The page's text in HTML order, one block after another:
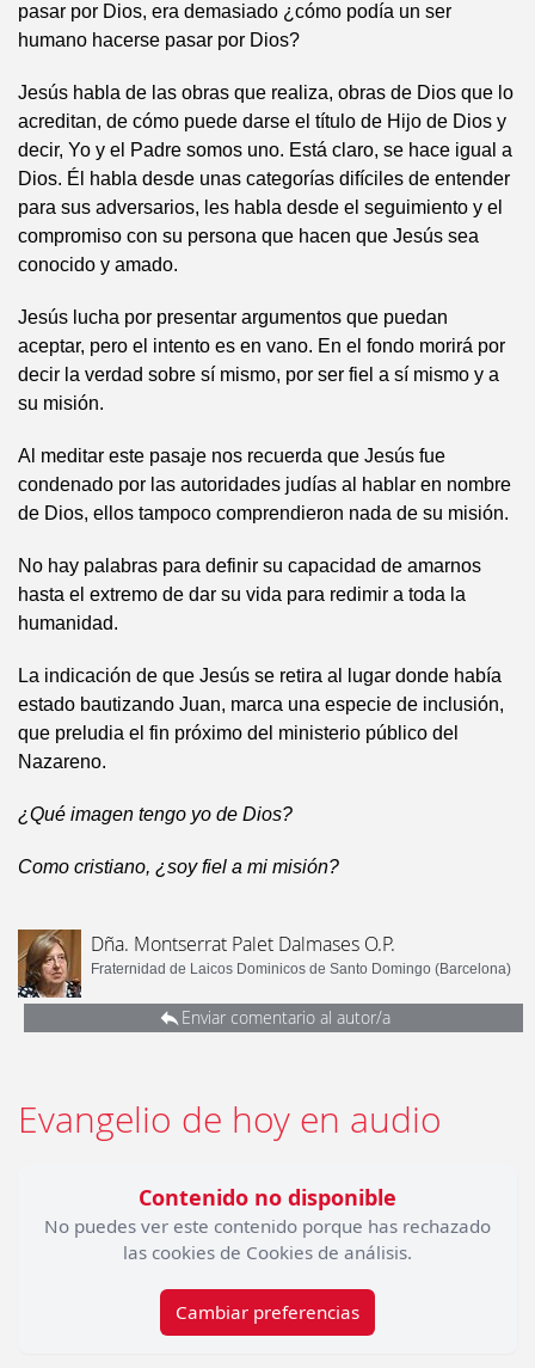
pasar por Dios, era demasiado ¿cómo podía un ser
humano hacerse pasar por Dios?
Jesús habla de las obras que realiza, obras de Dios que lo
acreditan, de cómo puede darse el título de Hijo de Dios y
decir, Yo y el Padre somos uno. Está claro, se hace igual a
Dios. Él habla desde unas categorías difíciles de entender
para sus adversarios, les habla desde el seguimiento y el
compromiso con su persona que hacen que Jesús sea
conocido y amado.
Jesús lucha por presentar argumentos que puedan
aceptar, pero el intento es en vano. En el fondo morirá por
decir la verdad sobre sí mismo, por ser fiel a sí mismo y a
su misión.
Al meditar este pasaje nos recuerda que Jesús fue
condenado por las autoridades judías al hablar en nombre
de Dios, ellos tampoco comprendieron nada de su misión.
No hay palabras para definir su capacidad de amarnos
hasta el extremo de dar su vida para redimir a toda la
humanidad.
La indicación de que Jesús se retira al lugar donde había
estado bautizando Juan, marca una especie de inclusión,
que preludia el fin próximo del ministerio público del
Nazareno.
¿Qué imagen tengo yo de Dios?
Como cristiano, ¿soy fiel a mi misión?
Dña. Montserrat Palet Dalmases O.P.
Fraternidad de Laicos Dominicos de Santo Domingo (Barcelona)
Enviar comentario al autor/a
Evangelio de hoy en audio
Contenido no disponible
No puedes ver este contenido porque has rechazado
las cookies de Cookies de análisis.
Cambiar preferencias